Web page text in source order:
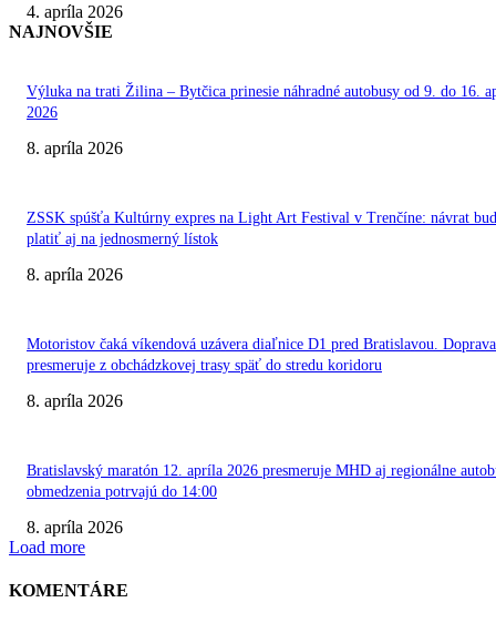
4. apríla 2026
NAJNOVŠIE
Výluka na trati Žilina – Bytčica prinesie náhradné autobusy od 9. do 16.
2026
8. apríla 2026
ZSSK spúšťa Kultúrny expres na Light Art Festival v Trenčíne: návrat
platiť aj na jednosmerný lístok
8. apríla 2026
Motoristov čaká víkendová uzávera diaľnice D1 pred Bratislavou.
presmeruje z obchádzkovej trasy späť do stredu koridoru
8. apríla 2026
Bratislavský maratón 12. apríla 2026 presmeruje MHD aj regionálne
obmedzenia potrvajú do 14:00
8. apríla 2026
Load more
KOMENTÁRE